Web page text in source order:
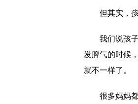
但其实，
我们说孩
发脾气的时候
就不一样了。
很多妈妈